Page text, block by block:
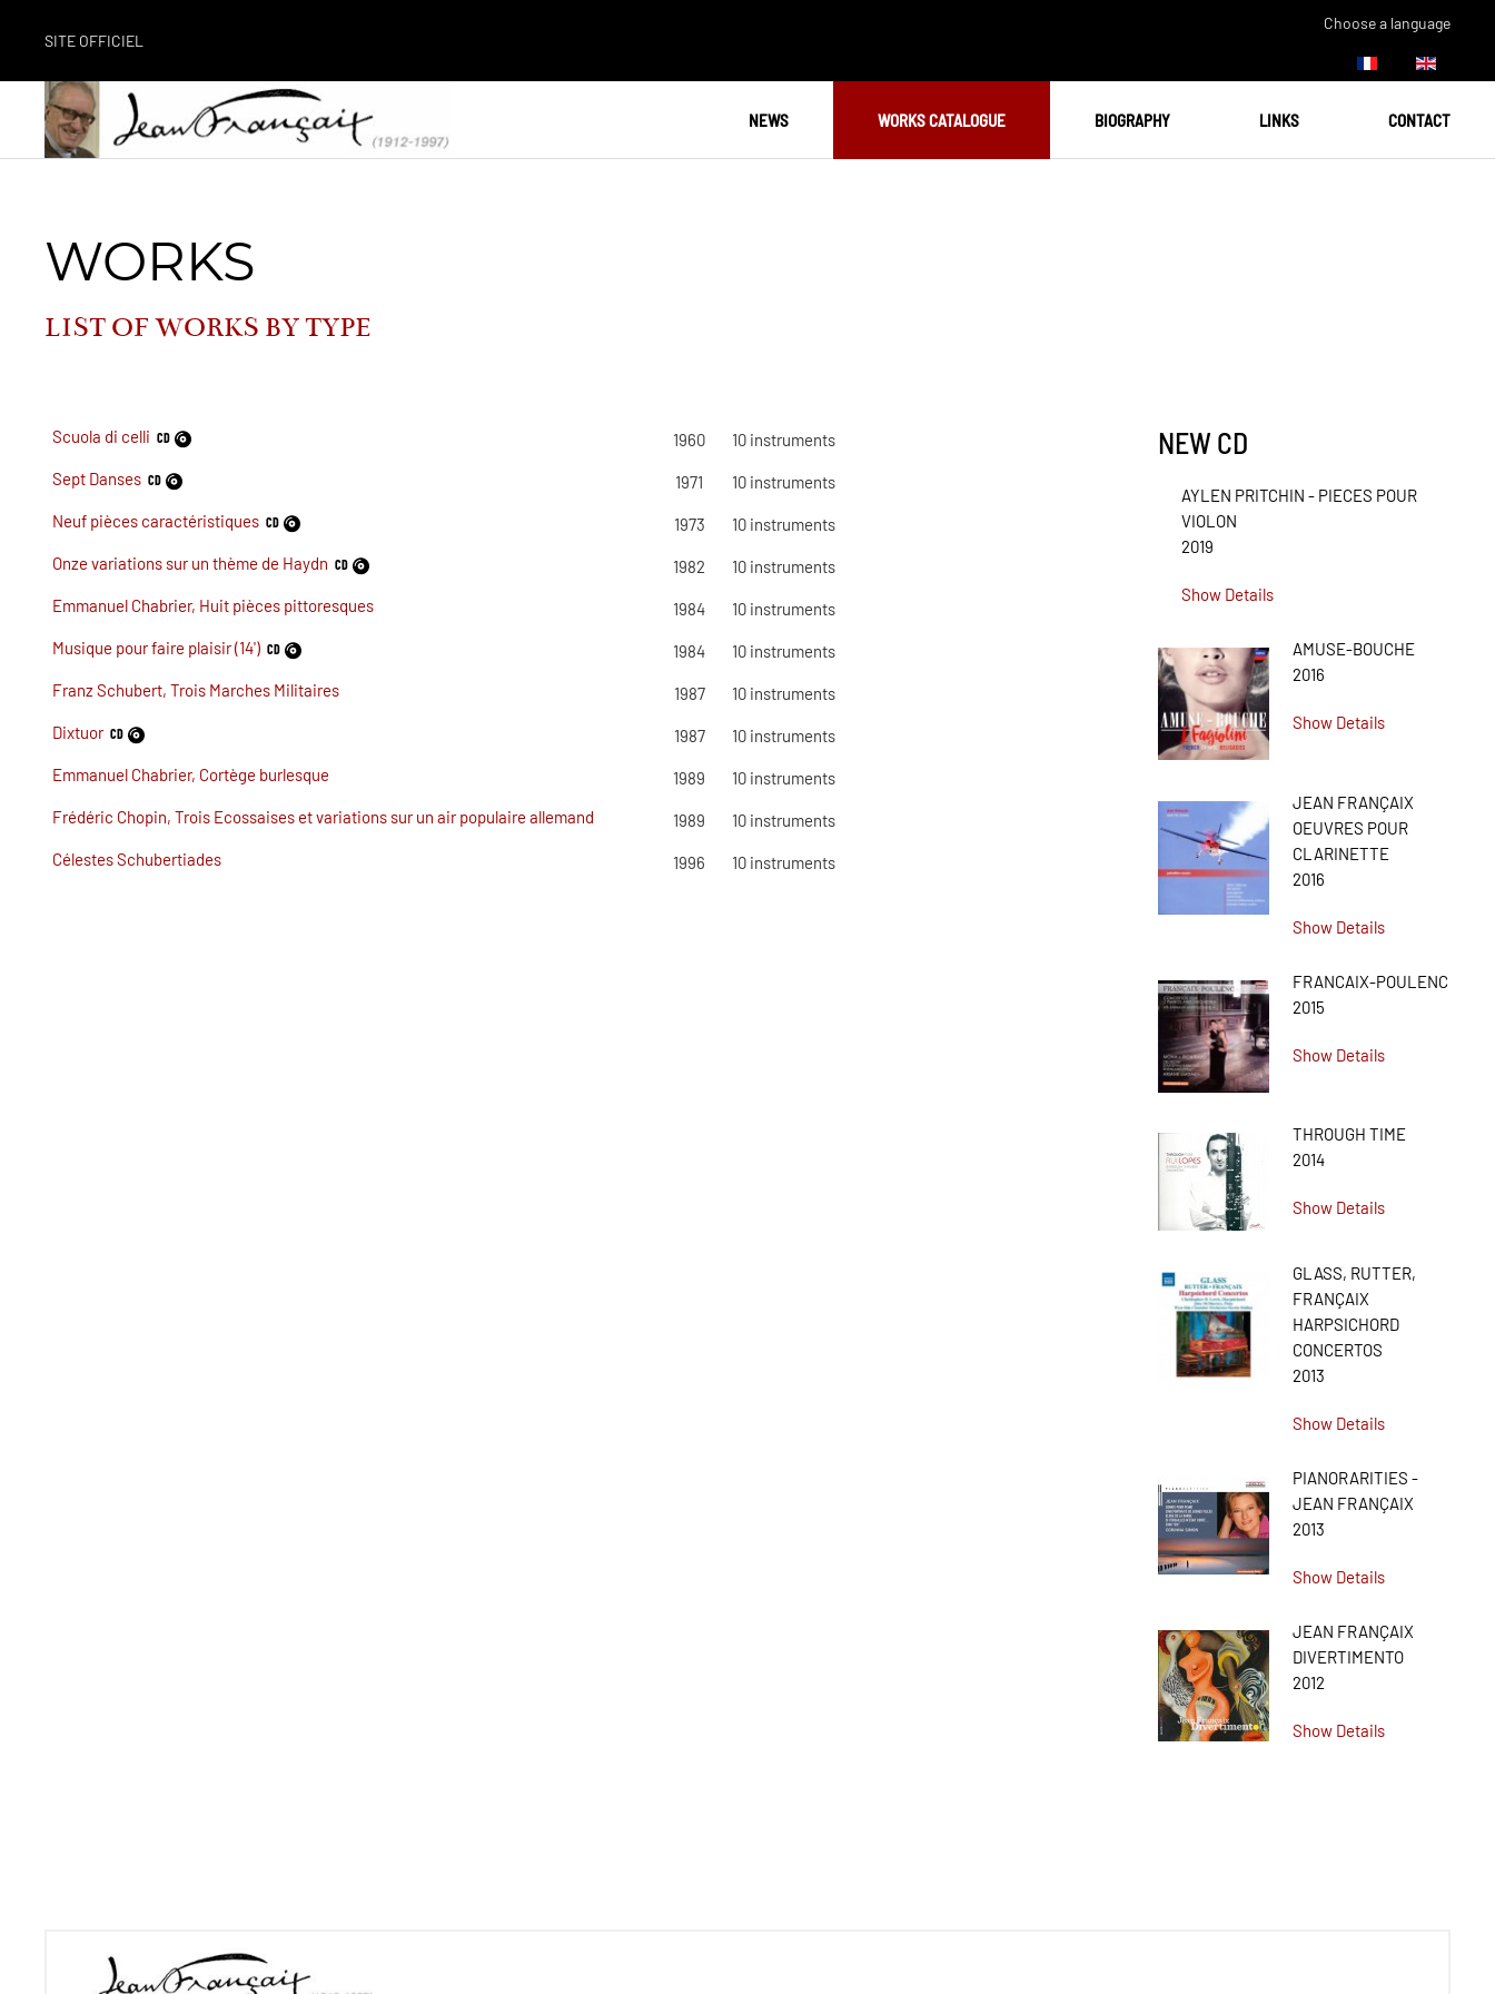
SITE OFFICIEL
Choose a language
NEWS WORKS CATALOGUE BIOGRAPHY LINKS CONTACT
WORKS
LIST OF WORKS BYTYPE
Scuola di celli CD 1960 10instruments
Sept Danses CD 1971 10instruments
Neuf pièces caractéristiques CD 1973 10instruments
Onze variations sur un thème de Haydn CD 1982 10instruments
Emmanuel Chabrier, Huit pièces pittoresques
1984 10instruments
Musique pour faire plaisir (14') CD 1984 10instruments
Franz Schubert, Trois Marches Militaires
1987 10instruments
DixtuorCD 1987 10instruments
Emmanuel Chabrier, Cortège burlesque
1989 10instruments
Frédéric Chopin, Trois Ecossaises et variations sur un air populaire allemand
1989 10instruments
Célestes Schubertiades
1996 10instruments
NEW CD
AYLEN PRITCHIN - PIECES POUR
VIOLON
2019
Show Details
AMUSE-BOUCHE
2016
Show Details
JEAN FRANÇAIX
OEUVRES POUR
CLARINETTE
2016
Show Details
FRANCAIX-POULENC
2015
Show Details
THROUGH TIME
2014
Show Details
GLASS, RUTTER,
FRANÇAIX
HARPSICHORD
CONCERTOS
2013
Show Details
PIANORARITIES -
JEAN FRANÇAIX
2013
Show Details
JEAN FRANÇAIX
DIVERTIMENTO
2012
Show Details